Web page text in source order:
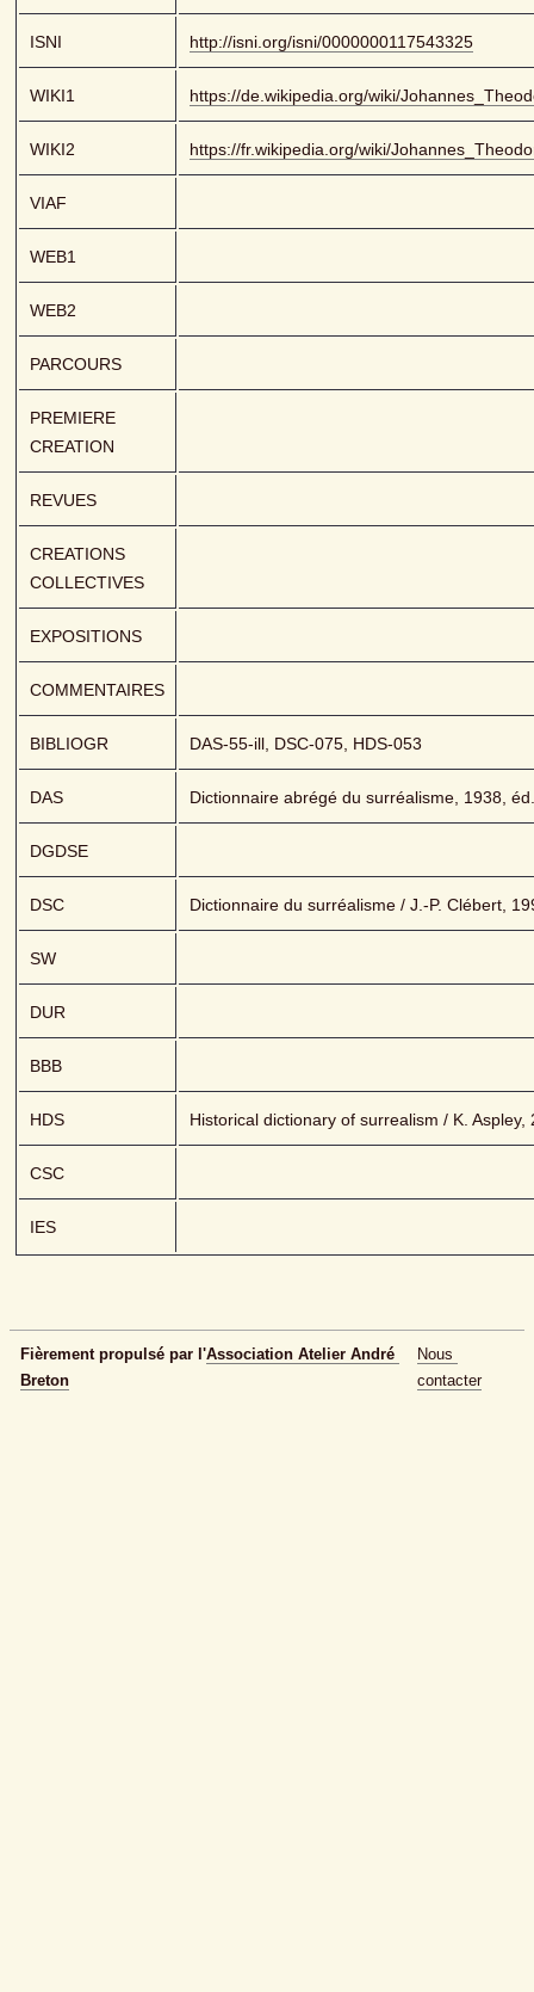
ISNI http://isni.org/isni/0000000117543325
WIKI1 https://de.wikipedia.org/wiki/
WIKI2 https://fr.wikipedia.org/wiki/
VIAF
WEB1
WEB2
PARCOURS
PREMIERE
CREATION
REVUES
CREATIONS
COLLECTIVES
EXPOSITIONS
COMMENTAIRES
BIBLIOGR DAS-55-ill, DSC-075, HDS-053
DAS Dictionnaire abrégé du surréalisme, 1938,
DGDSE
DSC Dictionnaire du surréalisme / J.-P. Clébert,
SW
DUR
BBB
HDS Historical dictionary of surrealism / K. Aspley,
CSC
IES
Fièrement propulsé par l'Association Atelier André
Breton
Nous
contacter